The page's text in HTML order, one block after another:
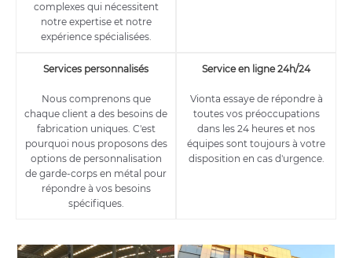
complexes qui nécessitent
notre expertise et notre
expérience spécialisées.
Services personnalisés
Nous comprenons que
chaque client a des besoins de
fabrication uniques. C'est
pourquoi nous proposons des
options de personnalisation
de garde-corps en métal pour
répondre à vos besoins
spécifiques.
Service en ligne 24h/24
Vionta essaye de répondre à
toutes vos préoccupations
dans les 24 heures et nos
équipes sont toujours à votre
disposition en cas d'urgence.